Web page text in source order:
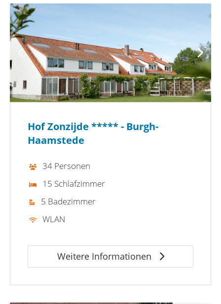
Hof Zonzijde ***** - Burgh-
Haamstede
34 Personen
15 Schlafzimmer
5 Badezimmer
WLAN
Weitere Informationen